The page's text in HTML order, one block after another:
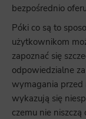
bezpośrednio
Póki co są to
użytkownikom
zapoznać się
odpowiedzialne
wymagania przed
wykazują się
czemu nie